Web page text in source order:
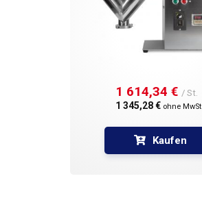
1 614,34 € / St.
1 345,28 € ohne MwSt
Kaufen